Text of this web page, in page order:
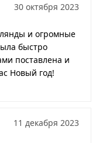
30 октября 2023
и огромные
быстро
поставлена и
Новый год!
11 декабря 2023